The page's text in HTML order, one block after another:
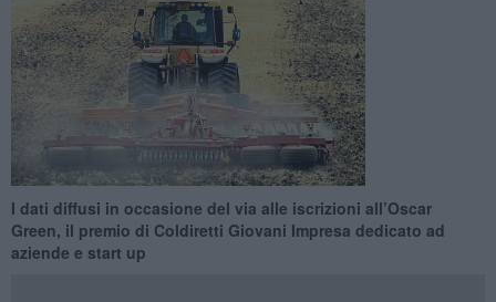
I dati diffusi in occasione del via alle iscrizioni all’Oscar
Green, il premio di Coldiretti Giovani Impresa dedicato ad
aziende e start up